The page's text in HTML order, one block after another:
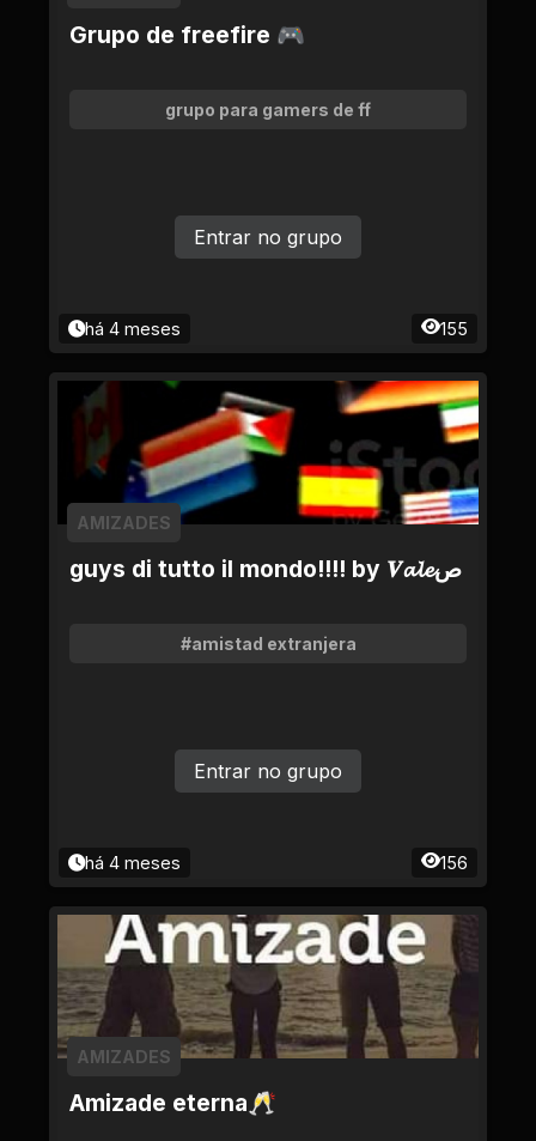
Grupo de freefire 🎮
grupo para gamers de ff
há 4 meses 155
Entrar no grupo
guys di tutto il mondo!!!! by 𝑽𝓪𝓵𝓮ص
AMIZADES
#amistad extranjera
há 4 meses 156
Entrar no grupo
Amizade eterna🥂
AMIZADES